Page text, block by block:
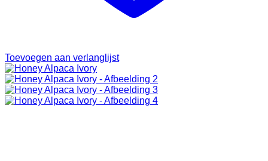
Toevoegen aan verlanglijst